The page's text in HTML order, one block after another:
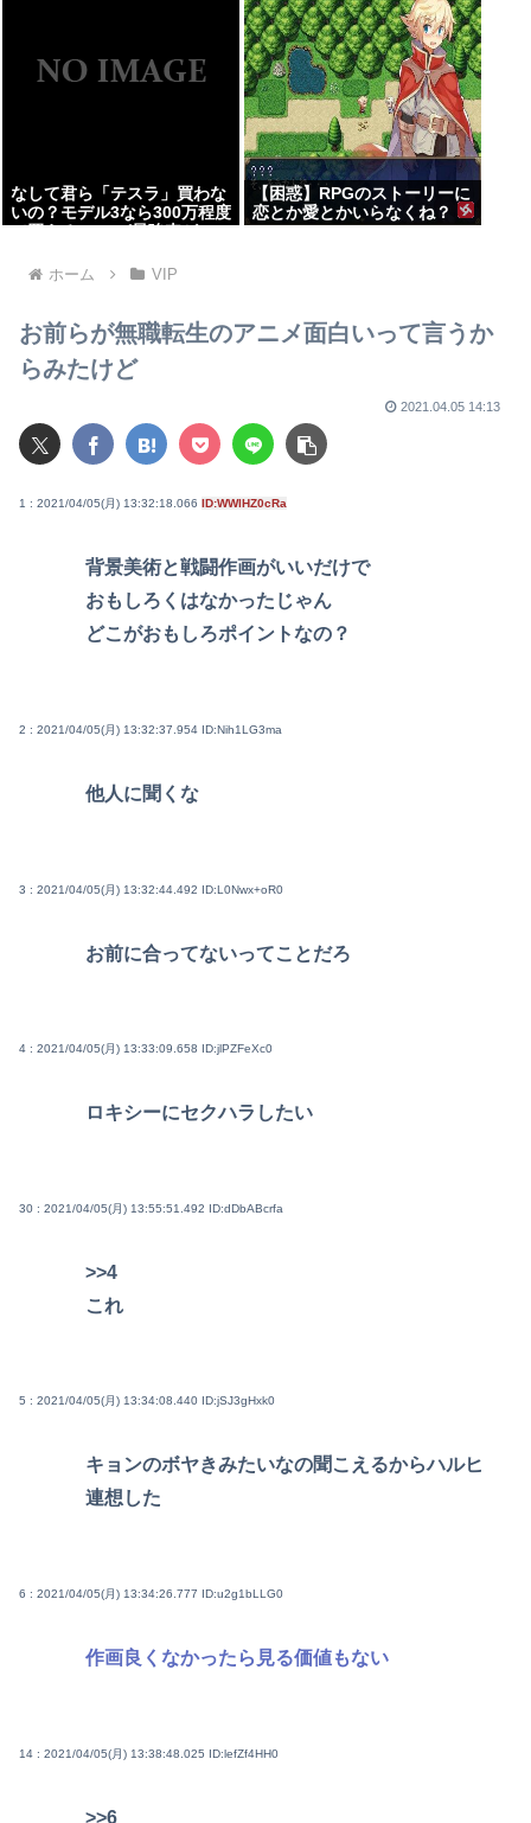
なして君ら「テスラ」買わな
いの？モデル3なら300万程度
で買える.コスパ最強車がここ
【困惑】RPGのストーリーに
恋とか愛とかいらなくね？
www
ホーム VIP
お前らが無職転生のアニメ面白いって言うか
らみたけど
2021.04.05 14:13
1 : 2021/04/05(月) 13:32:18.066 ID:WWlHZ0cRa
背景美術と戦闘作画がいいだけで
おもしろくはなかったじゃん
どこがおもしろポイントなの？
2 : 2021/04/05(月) 13:32:37.954 ID:Nih1LG3ma
他人に聞くな
3 : 2021/04/05(月) 13:32:44.492 ID:L0Nwx+oR0
お前に合ってないってことだろ
4 : 2021/04/05(月) 13:33:09.658 ID:jlPZFeXc0
ロキシーにセクハラしたい
30 : 2021/04/05(月) 13:55:51.492 ID:dDbABcrfa
>>4
これ
5 : 2021/04/05(月) 13:34:08.440 ID:jSJ3gHxk0
キョンのボヤきみたいなの聞こえるからハルヒ
連想した
6 : 2021/04/05(月) 13:34:26.777 ID:u2g1bLLG0
作画良くなかったら見る価値もない
14 : 2021/04/05(月) 13:38:48.025 ID:lefZf4HH0
>>6